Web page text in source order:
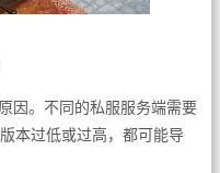
因。不同的私服服务端需要
本过低或过高，都可能导